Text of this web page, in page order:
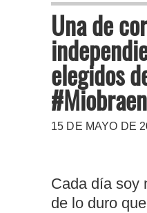
Una de
elegidos
15 DE MAYO DE
Cada día soy
de lo duro